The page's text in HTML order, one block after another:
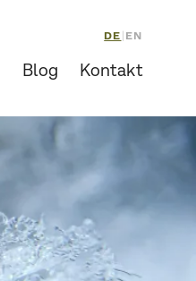
DE EN
Blog Kontakt